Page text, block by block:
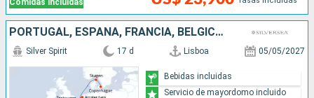
Comidas incluidas
PORTUGAL, ESPAÑA, FRANCIA, BÉLGICA, PAISES BAJOS, DINAMARCA
Silver Spirit 17 d Lisboa 05/05/2027
Bebidas incluidas
Servicio de mayordomo incluido